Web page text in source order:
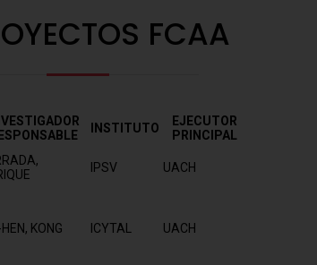
FCAA
INSTITUTO
EJECUTOR
PRINCIPAL
IPSV UACH
KONG ICYTAL UACH